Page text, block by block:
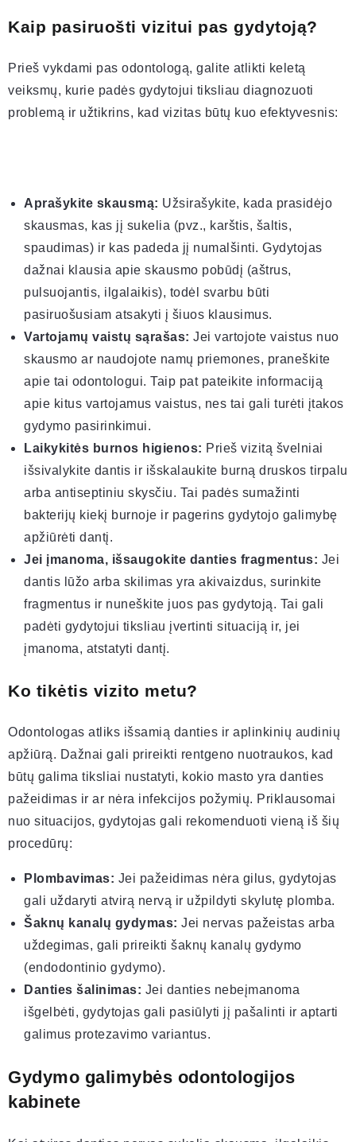
Kaip pasiruošti vizitui pas gydytoją?
Prieš vykdami pas odontologą, galite atlikti keletą
veiksmų, kurie padės gydytojui tiksliau diagnozuoti
problemą ir užtikrins, kad vizitas būtų kuo efektyvesnis:
Aprašykite skausmą: Užsirašykite, kada prasidėjo
skausmas, kas jį sukelia (pvz., karštis, šaltis,
spaudimas) ir kas padeda jį numalšinti. Gydytojas
dažnai klausia apie skausmo pobūdį (aštrus,
pulsuojantis, ilgalaikis), todėl svarbu būti
pasiruošusiam atsakyti į šiuos klausimus.
Vartojamų vaistų sąrašas: Jei vartojote vaistus nuo
skausmo ar naudojote namų priemones, praneškite
apie tai odontologui. Taip pat pateikite informaciją
apie kitus vartojamus vaistus, nes tai gali turėti įtakos
gydymo pasirinkimui.
Laikykitės burnos higienos: Prieš vizitą švelniai
išsivalykite dantis ir išskalaukite burną druskos tirpalu
arba antiseptiniu skysčiu. Tai padės sumažinti
bakterijų kiekį burnoje ir pagerins gydytojo galimybę
apžiūrėti dantį.
Jei įmanoma, išsaugokite danties fragmentus: Jei
dantis lūžo arba skilimas yra akivaizdus, surinkite
fragmentus ir nuneškite juos pas gydytoją. Tai gali
padėti gydytojui tiksliau įvertinti situaciją ir, jei
įmanoma, atstatyti dantį.
Ko tikėtis vizito metu?
Odontologas atliks išsamią danties ir aplinkinių audinių
apžiūrą. Dažnai gali prireikti rentgeno nuotraukos, kad
būtų galima tiksliai nustatyti, kokio masto yra danties
pažeidimas ir ar nėra infekcijos požymių. Priklausomai
nuo situacijos, gydytojas gali rekomenduoti vieną iš šių
procedūrų:
Plombavimas: Jei pažeidimas nėra gilus, gydytojas
gali uždaryti atvirą nervą ir užpildyti skylutę plomba.
Šaknų kanalų gydymas: Jei nervas pažeistas arba
uždegimas, gali prireikti šaknų kanalų gydymo
(endodontinio gydymo).
Danties šalinimas: Jei danties nebeįmanoma
išgelbėti, gydytojas gali pasiūlyti jį pašalinti ir aptarti
galimus protezavimo variantus.
Gydymo galimybės odontologijos
kabinete